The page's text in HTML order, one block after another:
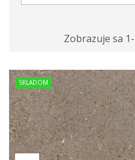
Zobrazuje sa
SKLADOM